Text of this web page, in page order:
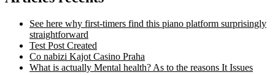
See here why first-timers find this piano platform surprisingly
straightforward
Test Post Created
Co nabizi Kajot Casino Praha
What is actually Mental health? As to the reasons It Issues